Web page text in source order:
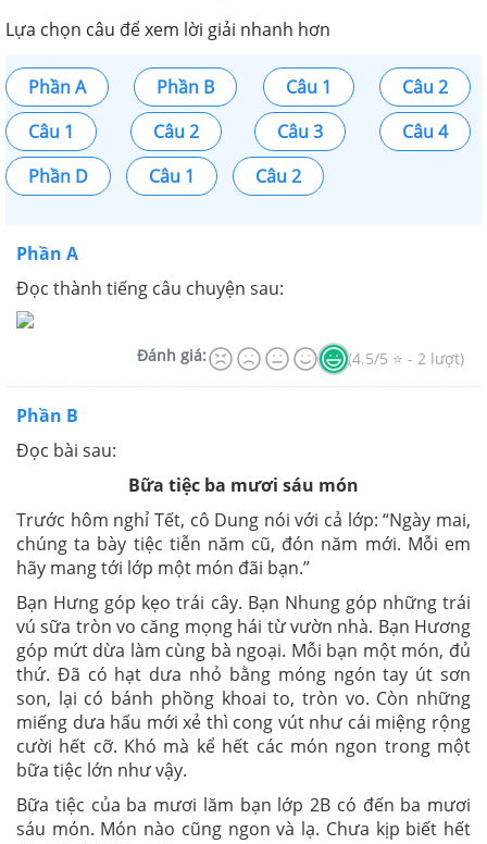
Lựa chọn câu để xem lời giải nhanh hơn
Phần A Phần B Câu 1
Câu 2
Câu 1
Câu 2 Câu 3
Câu 4
Phần D
Câu 1 Câu 2
Phần A
Đọc thành tiếng câu chuyện sau:
Đánh giá: (4.5/5 ⭐ - 2 lượt)
Phần B
Đọc bài sau:
Bữa tiệc ba mươi sáu món
Trước hôm nghỉ Tết, cô Dung nói với cả lớp: “Ngày mai,
chúng ta bày tiệc tiễn năm cũ, đón năm mới. Mỗi em
hãy mang tới lớp một món đãi bạn.”
Bạn Hưng góp kẹo trái cây. Bạn Nhung góp những trái
vú sữa tròn vo căng mọng hái từ vườn nhà. Bạn Hương
góp mứt dừa làm cùng bà ngoại. Mỗi bạn một món, đủ
thứ. Đã có hạt dưa nhỏ bằng móng ngón tay út sơn
son, lại có bánh phồng khoai to, tròn vo. Còn những
miếng dưa hấu mới xẻ thì cong vút như cái miệng rộng
cười hết cỡ. Khó mà kể hết các món ngon trong một
bữa tiệc lớn như vậy.
Bữa tiệc của ba mươi lăm bạn lớp 2B có đến ba mươi
sáu món. Món nào cũng ngon và lạ. Chưa kịp biết hết